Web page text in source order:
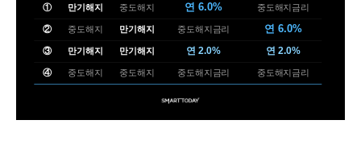
① 만기해지 중도해지 연 6.0% 중도해지금리
② 중도해지 만기해지 중도해지금리 연 6.0%
③ 만기해지 만기해지 연 2.0% 연 2.0%
④ 중도해지 중도해지 중도해지금리 중도해지금리